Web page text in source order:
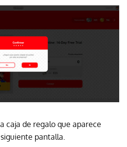
caja de regalo que aparece
pantalla.